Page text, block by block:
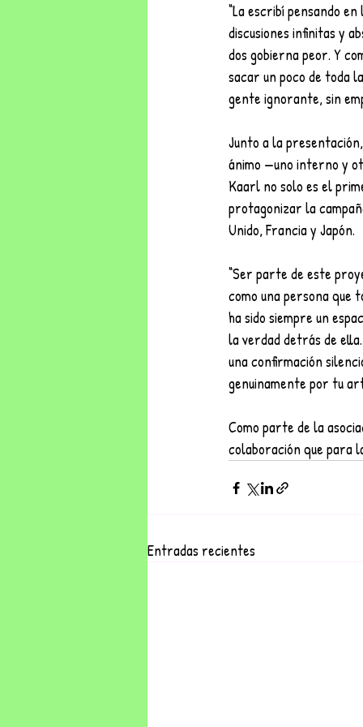
“La escribí pensando
discusiones infinitas y
dos gobierna peor. Y
sacar un poco de toda
gente ignorante, sin
Junto a la
ánimo —uno interno y
Kaarl no solo es el
protagonizar la
Unido, Francia y Japón.
“Ser parte de este
como una persona que
ha sido siempre un
la verdad detrás de
una confirmación
genuinamente por tu
Como parte de la
colaboración que para
Entradas recientes